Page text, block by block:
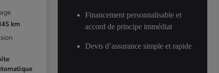
km
Financement personnalisable et
accord de principe immédiat
Devis d’assurance simple et rapide